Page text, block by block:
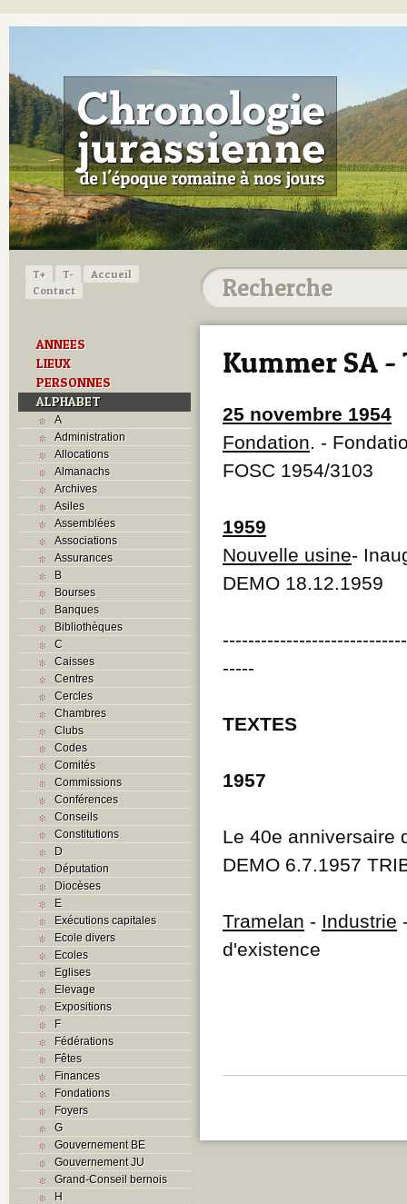
T+ T-
Accueil
Contact
ANNEES
LIEUX
PERSONNES
ALPHABET
A
Administration
Allocations
Almanachs
Archives
Asiles
Assemblées
Associations
Assurances
B
Bourses
Banques
Bibliothèques
C
Caisses
Centres
Cercles
Chambres
Clubs
Codes
Comités
Commissions
Conférences
Conseils
Constitutions
D
Députation
Diocèses
E
Exécutions capitales
Ecole divers
Ecoles
Eglises
Elevage
Expositions
F
Fédérations
Fêtes
Finances
Fondations
Foyers
G
Gouvernement BE
Gouvernement JU
Grand-Conseil bernois
H
Kummer SA
25 novembre 1954
Fondation . -
FOSC 1954/3103
1959
Nouvelle usine-
DEMO 18.12.1959
-----
TEXTES
1957
Le 40e anniversaire
DEMO 6.7.1957
Tramelan - Industrie
d'existence